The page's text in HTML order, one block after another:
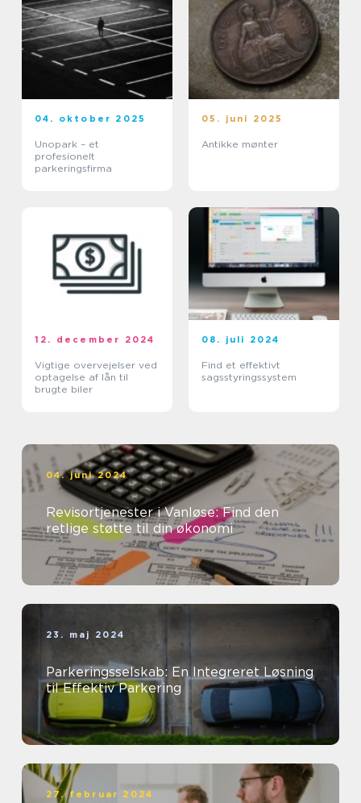
04. oktober 2025
Unopark – et
profesionelt
parkeringsfirma
05. juni 2025
Antikke mønter
12. december 2024
Vigtige overvejelser ved
optagelse af lån til
brugte biler
08. juli 2024
Find et effektivt
sagsstyringssystem
04. juni 2024
Revisortjenester i Vanløse: Find den
retlige støtte til din økonomi
23. maj 2024
Parkeringsselskab: En Integreret Løsning
til Effektiv Parkering
27. februar 2024